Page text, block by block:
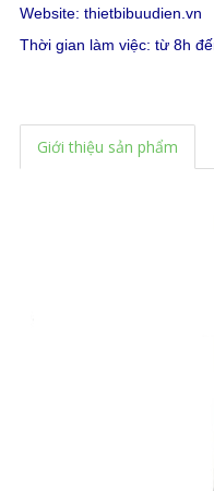
Website: thietbibuudien.vn
Thời gian làm việc: từ 8h
Giới thiệu sản phẩm